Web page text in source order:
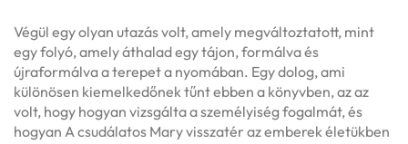
Végül egy olyan utazás volt, amely megváltoztatott, mint
egy folyó, amely áthalad egy tájon, formálva és
újraformálva a terepet a nyomában. Egy dolog, ami
különösen kiemelkedőnek tűnt ebben a könyvben, az az
volt, hogy hogyan vizsgálta a személyiség fogalmát, és
hogyan A csudálatos Mary visszatér az emberek életükben